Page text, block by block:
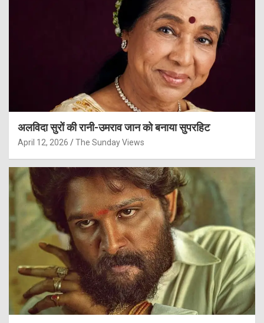
अलविदा सुरों की रानी-उमराव जान को बनाया सुपरहिट
April 12, 2026 The Sunday Views